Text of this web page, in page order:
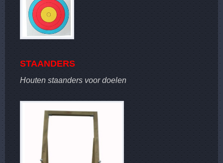
STAANDERS
Houten staanders voor doelen